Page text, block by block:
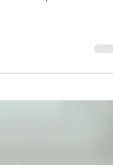
à préparer avec
aussi pour les